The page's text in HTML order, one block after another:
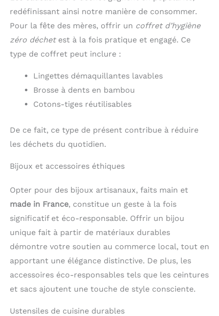
redéfinissant ainsi notre manière de consommer.
Pour la fête des mères, offrir un coffret d’hygiène
zéro déchetest à la fois pratique et engagé. Ce
type de coffret peut inclure :
Lingettes démaquillantes lavables
Brosse à dents en bambou
Cotons-tiges réutilisables
De ce fait, ce type de présent contribue à réduire
les déchets du quotidien.
Bijoux et accessoires éthiques
Opter pour des bijoux artisanaux, faits main et
made in France, constitue un geste à la fois
significatif et éco-responsable. Offrir un bijou
unique fait à partir de matériaux durables
démontre votre soutien au commerce local, tout en
apportant une élégance distinctive. De plus, les
accessoires éco-responsables tels que les ceintures
et sacs ajoutent une touche de style consciente.
Ustensiles de cuisine durables